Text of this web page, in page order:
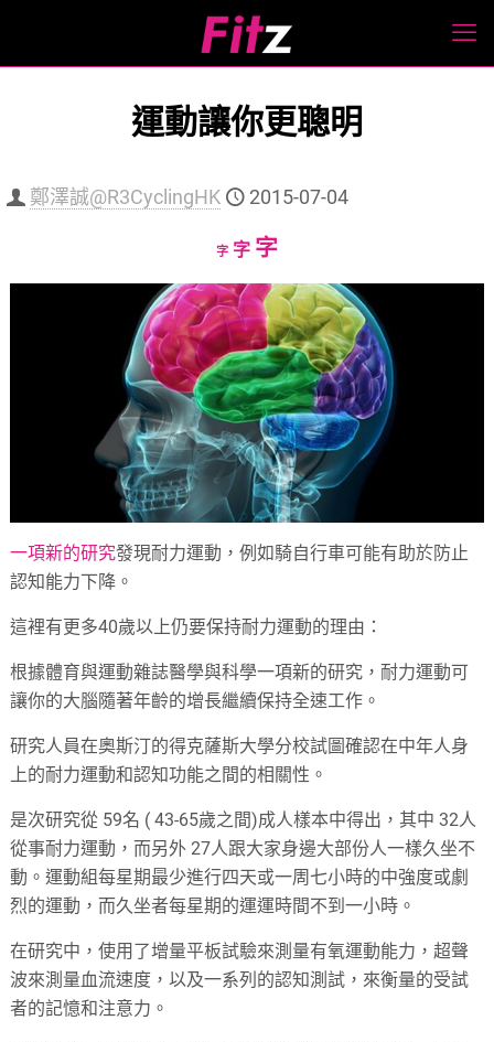
運動讓你更聰明
鄭澤誠@R3CyclingHK 2015-07-04
字Decrease
size.
字Reset
size.
字Increase
size.
一項新的研究發現耐力運動，例如騎自行車可能有助於防止
認知能力下降。
這裡有更多40歲以上仍要保持耐力運動的理由：
根據體育與運動雜誌醫學與科學一項新的研究，耐力運動可
讓你的大腦隨著年齡的增長繼續保持全速工作。
研究人員在奧斯汀的得克薩斯大學分校試圖確認在中年人身
上的耐力運動和認知功能之間的相關性。
是次研究從 59名 ( 43-65歲之間)成人樣本中得出，其中 32人
從事耐力運動，而另外 27人跟大家身邊大部份人一樣久坐不
動。運動組每星期最少進行四天或一周七小時的中強度或劇
烈的運動，而久坐者每星期的運運時間不到一小時。
在研究中，使用了增量平板試驗來測量有氧運動能力，超聲
波來測量血流速度，以及一系列的認知測試，來衡量的受試
者的記憶和注意力。